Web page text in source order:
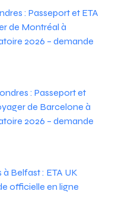
: Passeport et ETA
de Montréal à
2026 – demande
: Passeport et
de Barcelone à
2026 – demande
Belfast : ETA UK
officielle en ligne